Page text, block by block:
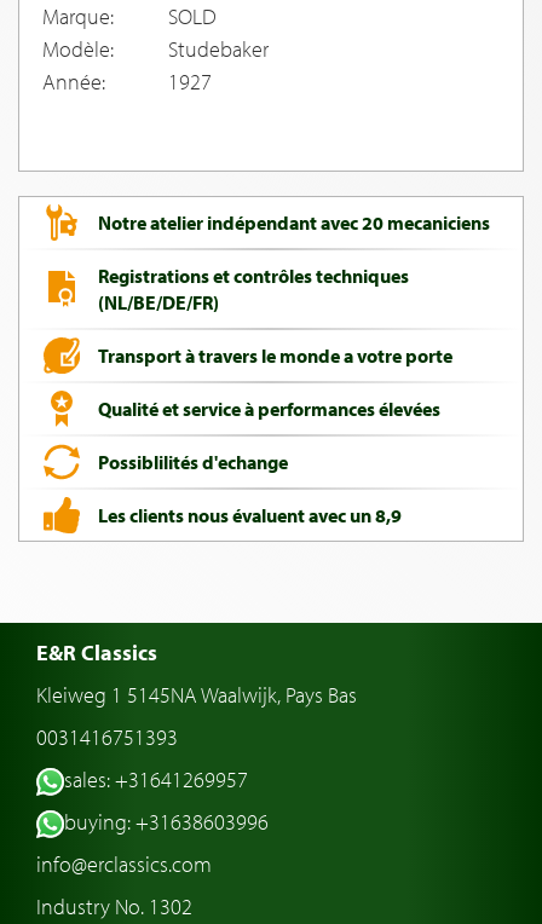
Marque:
SOLD
Modèle:
Studebaker
Année:
1927
Notre atelier indépendant avec 20 mecaniciens
Registrations et contrôles techniques
(NL/BE/DE/FR)
Transport à travers le monde a votre porte
Qualité et service à performances élevées
Possiblilités d'echange
Les clients nous évaluent avec un 8,9
E&R Classics
Kleiweg 1 5145NA Waalwijk, Pays Bas
0031416751393
sales: +31641269957
buying: +31638603996
info@erclassics.com
Industry No. 1302